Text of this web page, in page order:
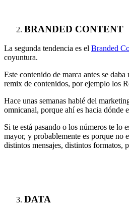
BRANDED CONTENT
La segunda tendencia es el Branded
coyuntura.
Este contenido de marca antes se
remix de contenidos, por ejemplo los
Hace unas semanas hablé del
omnicanal, porque ahí es hacia dónde
Si te está pasando o los números te lo
mayor, y probablemente es porque no
distintos mensajes, distintos formatos,
DATA